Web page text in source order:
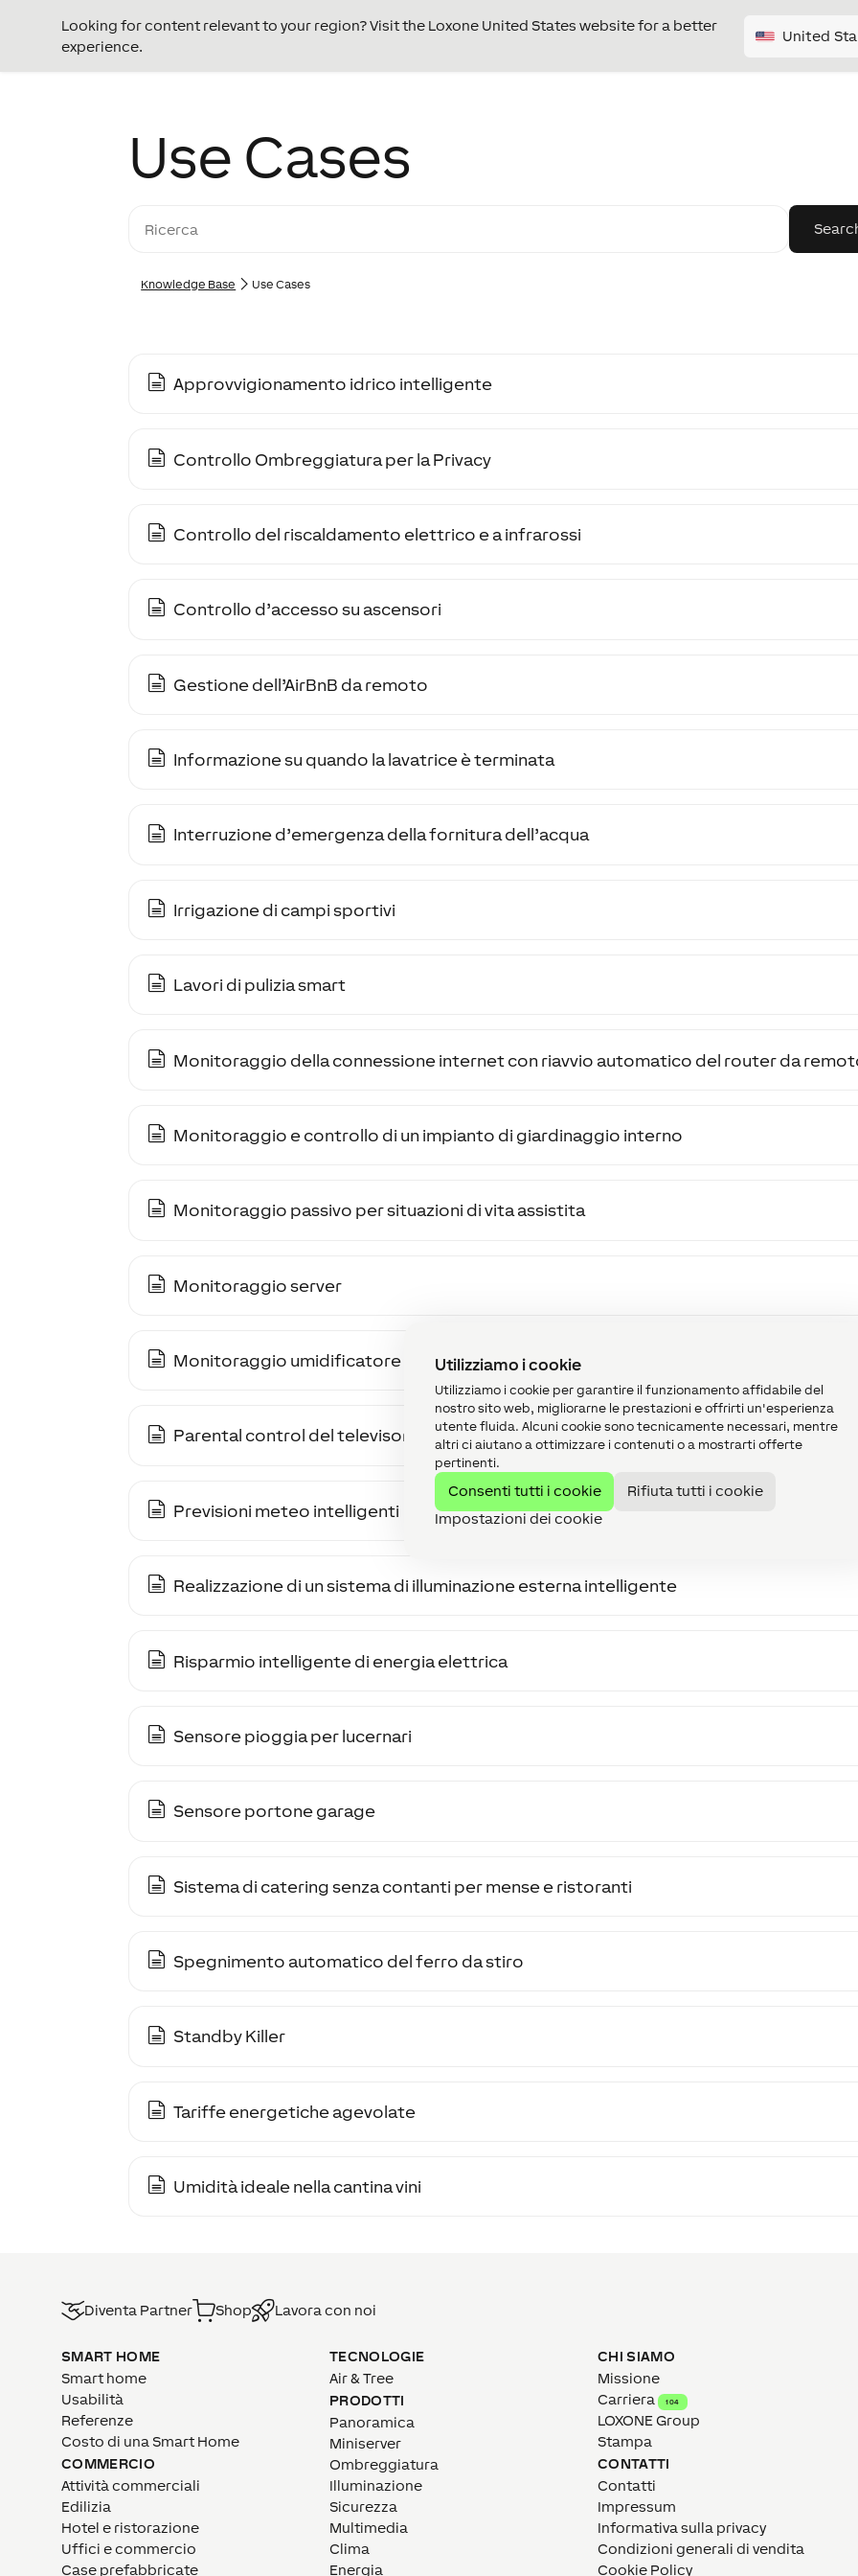
Utilizziamo i cookie
Utilizziamo i cookie per garantire il funzionamento affidabile del
nostro sito web, migliorarne le prestazioni e offrirti un'esperienza
utente fluida. Alcuni cookie sono tecnicamente necessari, mentre
altri ci aiutano a ottimizzare i contenuti o a mostrarti offerte
pertinenti.
Consenti tutti i cookie
Rifiuta tutti i cookie
Impostazioni dei cookie
Looking for content relevant to your region? Visit the Loxone United States website for a better
experience.
United
Use Cases
Knowledge Base Use Cases
Approvvigionamento idrico intelligente
Controllo Ombreggiatura per la Privacy
Controllo del riscaldamento elettrico e a infrarossi
Controllo d’accesso su ascensori
Gestione dell’AirBnB da remoto
Informazione su quando la lavatrice è terminata
Interruzione d’emergenza della fornitura dell’acqua
Irrigazione di campi sportivi
Lavori di pulizia smart
Monitoraggio della connessione internet con riavvio automatico del router da
Monitoraggio e controllo di un impianto di giardinaggio interno
Monitoraggio passivo per situazioni di vita assistita
Monitoraggio server
Monitoraggio umidificatore
Parental control del televisore
Previsioni meteo intelligenti
Realizzazione di un sistema di illuminazione esterna intelligente
Risparmio intelligente di energia elettrica
Sensore pioggia per lucernari
Sensore portone garage
Sistema di catering senza contanti per mense e ristoranti
Spegnimento automatico del ferro da stiro
Standby Killer
Tariffe energetiche agevolate
Umidità ideale nella cantina vini
Diventa Partner Shop Lavora con noi
SMART HOME
Smart home
Usabilità
Referenze
Costo di una Smart Home
COMMERCIO
Attività commerciali
Edilizia
Hotel e ristorazione
Uffici e commercio
Case prefabbricate
TECNOLOGIE
Air & Tree
PRODOTTI
Panoramica
Miniserver
Ombreggiatura
Illuminazione
Sicurezza
Multimedia
Clima
Energia
CHI SIAMO
Missione
Carriera
104
LOXONE Group
Stampa
CONTATTI
Contatti
Impressum
Informativa sulla privacy
Condizioni generali di vendita
Cookie Policy